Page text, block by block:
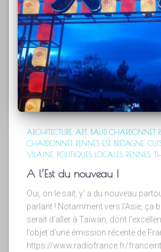
ARCHITECTURE ART BAUD CHARDONNET
CHARDONNET RENNES EST BRETAGNE
VILAINE POLITIQUES LOCALES RENNES
A l’Est du nouveau !
Oui, on le sait, y’ a du nouveau
parlant ! Notamment vers l’Asie, ça
serait d’aller à Taïwan, dont
l’objet d’une émission récente de
https://www.radiofrance.fr/